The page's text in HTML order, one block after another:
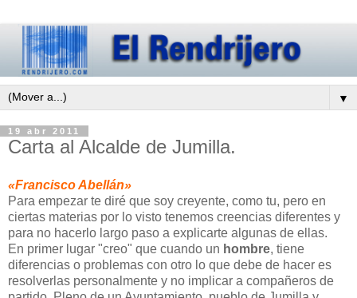
▼
19 abr 2011
Carta al Alcalde de Jumilla.
«Francisco Abellán»
Para empezar te diré que soy creyente, como tu, pero en
ciertas materias por lo visto tenemos creencias diferentes y
para no hacerlo largo paso a explicarte algunas de ellas.
En primer lugar "creo" que cuando un hombre, tiene
diferencias o problemas con otro lo que debe de hacer es
resolverlas personalmente y no implicar a compañeros de